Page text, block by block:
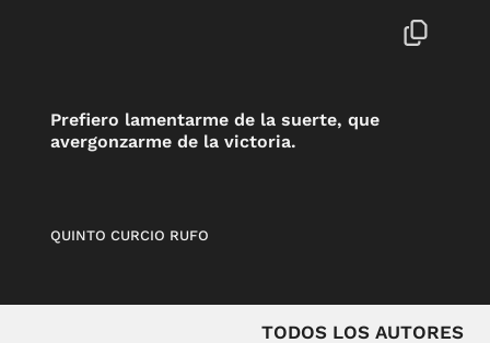
Prefiero lamentarme de la suerte, que
avergonzarme de la victoria.
QUINTO CURCIO RUFO
TODOS LOS AUTORES